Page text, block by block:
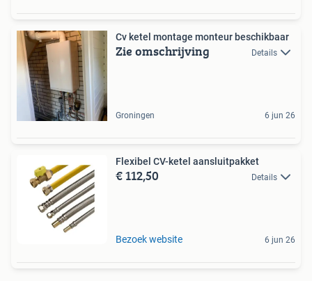
Cv ketel montage monteur beschikbaar
Zie omschrijving Details
Groningen 6 jun 26
Flexibel CV-ketel aansluitpakket
€ 112,50 Details
Bezoek website 6 jun 26